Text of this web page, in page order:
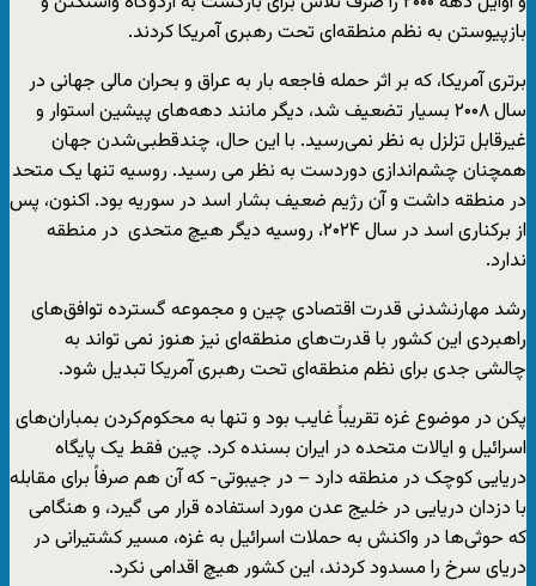
بازپیوستن به نظم منطقه‌ای تحت رهبری آمریکا کردند.
برتری آمریکا، که بر اثر حمله فاجعه بار به عراق و بحران مالی جهانی در
سال ۲۰۰۸ بسیار تضعیف شد، دیگر مانند دهه‌های پیشین استوار و
غیرقابل تزلزل به نظر نمی‌رسید. با این حال، چندقطبی‌شدن جهان
همچنان چشم‌اندازی دوردست به نظر می رسید. روسیه تنها یک متحد
در منطقه داشت و آن رژیم ضعیف بشار اسد در سوریه بود. اکنون، پس
از برکناری اسد در سال ۲۰۲۴، روسیه دیگر هیچ متحدی در منطقه
ندارد.
رشد مهارنشدنی قدرت اقتصادی چین و مجموعه گسترده توافق‌های
راهبردی این کشور با قدرت‌های منطقه‌ای نیز هنوز نمی تواند به
چالشی جدی برای نظم منطقه‌ای تحت رهبری آمریکا تبدیل شود.
پکن در موضوع غزه تقریباً غایب بود و تنها به محکوم‌کردن بمباران‌های
اسرائیل و ایالات متحده در ایران بسنده کرد. چین فقط یک پایگاه
دریایی کوچک در منطقه دارد – در جیبوتی- که آن هم صرفاً برای مقابله
با دزدان دریایی در خلیج عدن مورد استفاده قرار می گیرد، و هنگامی
که حوثی‌ها در واکنش به حملات اسرائیل به غزه، مسیر کشتیرانی در
دریای سرخ را مسدود کردند، این کشور هیچ اقدامی نکرد.